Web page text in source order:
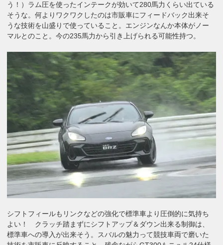
う！）ラム圧を使ったインテークが効いて280馬力くらい出ている
そうな。何よりワクワクしたのは市販車にフィードバック出来そ
うな技術を山盛りで使っていること。エンジンなんか本体がノー
マルとのこと。今の235馬力から引き上げられる可能性持つ。
シフトフィールもリンクなどの強化で標準車より圧倒的に気持ち
よい！ クラッチ踏まずにシフトアップ＆ダウン出来る制御は、
標準車への導入が出来そう。スバルの魅力って競技車両で磨いた